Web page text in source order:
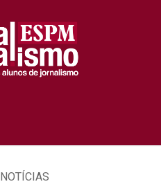
NOTÍCIAS